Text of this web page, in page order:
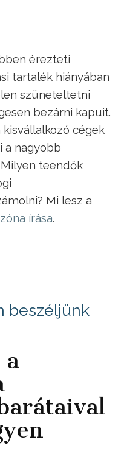
érezteti
tartalék hiányában
szüneteltetni
bezárni kapuit.
kisvállalkozó cégek
a nagyobb
Milyen teendők
Mi lesz a
írása.
beszéljünk